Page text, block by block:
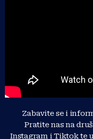
Zabavite se i
Pratite nas na
Instagram i Tiktok te